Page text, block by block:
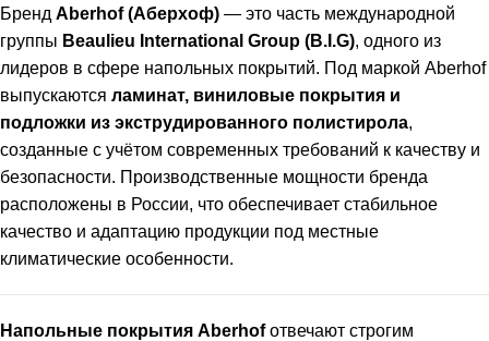
Бренд Aberhof (Аберхоф) — это часть международной
группы Beaulieu International Group (B.I.G), одного из
лидеров в сфере напольных покрытий. Под маркой Aberhof
выпускаются ламинат, виниловые покрытия и
подложки из экструдированного полистирола,
созданные с учётом современных требований к качеству и
безопасности. Производственные мощности бренда
расположены в России, что обеспечивает стабильное
качество и адаптацию продукции под местные
климатические особенности.
Напольные покрытия Aberhofотвечают строгим